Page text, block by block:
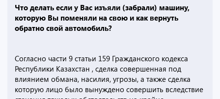
Что делать если у Вас изъяли (забрали) машину,
которую Вы поменяли на свою и как вернуть
обратно свой автомобиль?
Согласно части 9 статьи 159 Гражданского кодекса
Республики Казахстан , сделка совершенная под
влиянием обмана, насилия, угрозы, а также сделка
которую лицо было вынуждено совершить вследствие